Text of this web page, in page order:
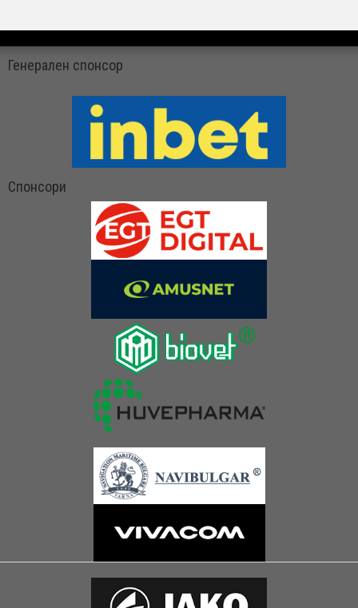
Генерален спонсор
Спонсори